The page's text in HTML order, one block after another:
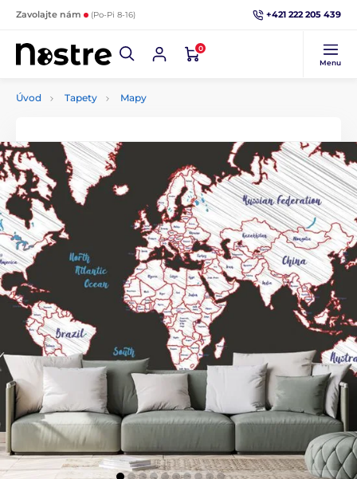
Zavolajte nám (Po-Pi 8-16) +421 222 205 439
0
Menu
Úvod Tapety Mapy